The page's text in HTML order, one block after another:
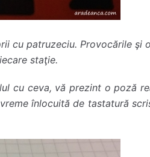
cu patruzeciu. Provocările şi
staţie.
cu ceva, vă prezint o poză
înlocuită de tastatură